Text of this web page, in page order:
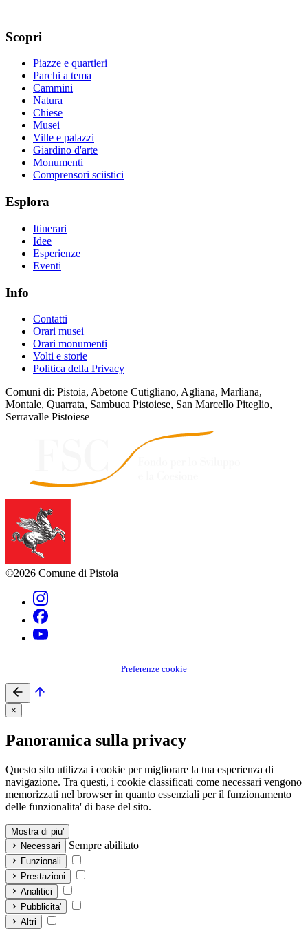
Scopri
Piazze e quartieri
Parchi a tema
Cammini
Natura
Chiese
Musei
Ville e palazzi
Giardino d'arte
Monumenti
Comprensori sciistici
Esplora
Itinerari
Idee
Esperienze
Eventi
Info
Contatti
Orari musei
Orari monumenti
Volti e storie
Politica della Privacy
Comuni di: Pistoia, Abetone Cutigliano, Agliana, Marliana,
Montale, Quarrata, Sambuca Pistoiese, San Marcello Piteglio,
Serravalle Pistoiese
©2026 Comune di Pistoia
Preferenze cookie
×
Panoramica sulla privacy
Questo sito utilizza i cookie per migliorare la tua esperienza di
navigazione. Tra questi, i cookie classificati come necessari vengono
memorizzati nel browser in quanto essenziali per il funzionamento
delle funzionalita' di base del sito.
Mostra di piu'
Necessari
Sempre abilitato
Funzionali
Prestazioni
Analitici
Pubblicita'
Altri